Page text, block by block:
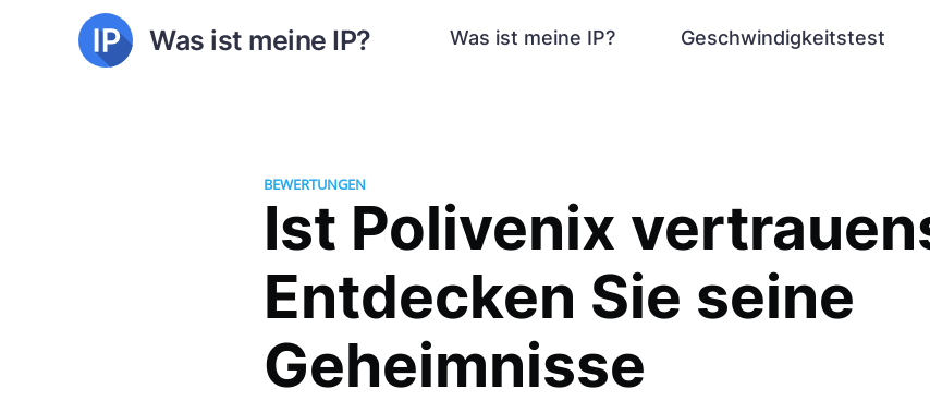
Was ist meine IP? Was ist meine IP? Geschwindigkeitstest
BEWERTUNGEN
Ist Polivenix
Entdecken Sie seine
Geheimnisse